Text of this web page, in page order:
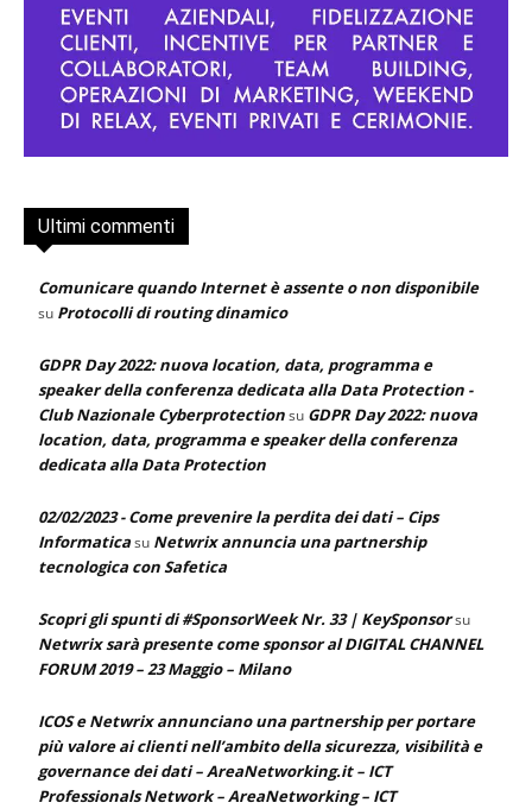
Ultimi commenti
Comunicare quando Internet è assente o non disponibile
su Protocolli di routing dinamico
GDPR Day 2022: nuova location, data, programma e
speaker della conferenza dedicata alla Data Protection -
Club Nazionale Cyberprotectionsu GDPR Day 2022: nuova
location, data, programma e speaker della conferenza
dedicata alla Data Protection
02/02/2023 - Come prevenire la perdita dei dati – Cips
Informaticasu Netwrix annuncia una partnership
tecnologica con Safetica
Scopri gli spunti di #SponsorWeek Nr. 33 | KeySponsorsu
Netwrix sarà presente come sponsor al DIGITAL CHANNEL
FORUM 2019 – 23 Maggio – Milano
ICOS e Netwrix annunciano una partnership per portare
più valore ai clienti nell’ambito della sicurezza, visibilità e
governance dei dati – AreaNetworking.it – ICT
Professionals Network – AreaNetworking – ICT